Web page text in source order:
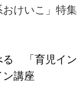
けいこ」特集
る 「育児イン
ン講座